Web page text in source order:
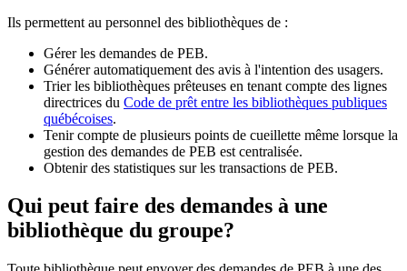
Ils permettent au personnel des bibliothèques de :
Gérer les demandes de PEB.
Générer automatiquement des avis à l'intention des usagers.
Trier les bibliothèques prêteuses en tenant compte des lignes
directrices du Code de prêt entre les bibliothèques publiques
québécoises.
Tenir compte de plusieurs points de cueillette même lorsque la
gestion des demandes de PEB est centralisée.
Obtenir des statistiques sur les transactions de PEB.
Qui peut faire des demandes à une
bibliothèque du groupe?